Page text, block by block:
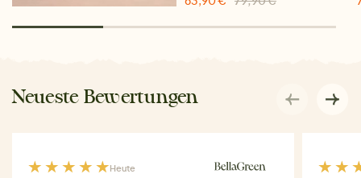
Neueste Bewertungen
Heute